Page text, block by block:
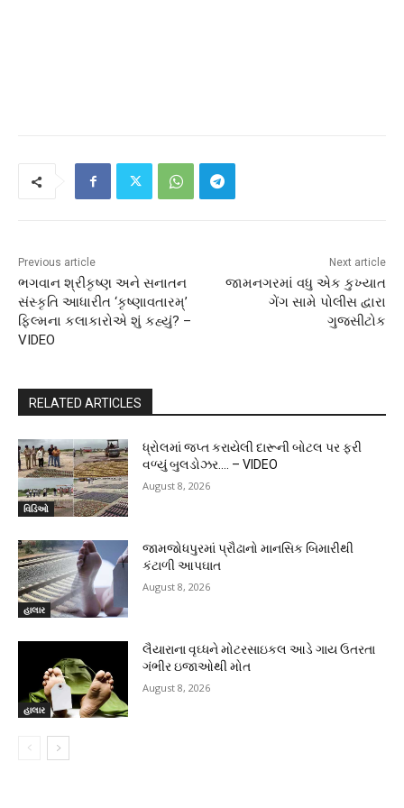
Previous article
ભગવાન શ્રીકૃષ્ણ અને સનાતન
સંસ્કૃતિ આધારીત ‘કૃષ્ણાવતારમ્’
ફિલ્મના કલાકારોએ શું કહ્યું? –
VIDEO
Next article
જામનગરમાં વધુ એક કુખ્યાત
ગેંગ સામે પોલીસ દ્વારા
ગુજસીટોક
RELATED ARTICLES
વિડિઓ
ધ્રોલમાં જપ્ત કરાયેલી દારૂની બોટલ પર ફરી
વળ્યું બુલડોઝર…. – VIDEO
August 8, 2026
હાલાર
જામજોધપુરમાં પ્રૌઢાનો માનસિક બિમારીથી
કંટાળી આપઘાત
August 8, 2026
હાલાર
લૈયારાના વૃઘ્ધને મોટરસાઇકલ આડે ગાય ઉતરતા
ગંભીર ઇજાઓથી મોત
August 8, 2026